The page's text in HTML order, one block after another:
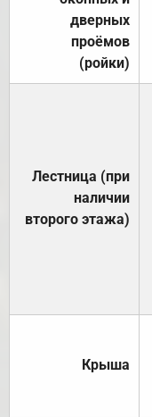
дверных
проёмов
(ройки)
Лестница (при
наличии
второго этажа)
Крыша